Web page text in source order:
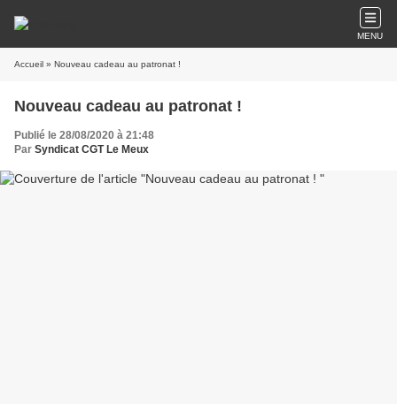
MENU
Accueil » Nouveau cadeau au patronat !
Nouveau cadeau au patronat !
Publié le 28/08/2020 à 21:48
Par Syndicat CGT Le Meux